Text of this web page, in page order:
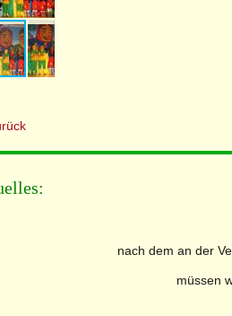
nach dem an der
müssen